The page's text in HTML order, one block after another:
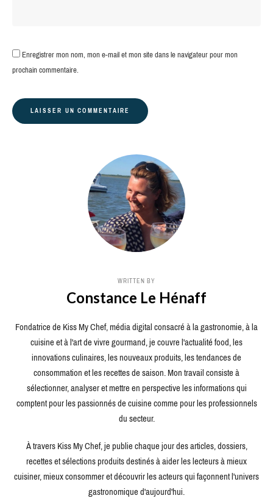
Enregistrer mon nom, mon e-mail et mon site dans le navigateur pour mon
prochain commentaire.
WRITTEN BY
Constance Le Hénaff
Fondatrice de Kiss My Chef, média digital consacré à la gastronomie, à la
cuisine et à l'art de vivre gourmand, je couvre l'actualité food, les
innovations culinaires, les nouveaux produits, les tendances de
consommation et les recettes de saison. Mon travail consiste à
sélectionner, analyser et mettre en perspective les informations qui
comptent pour les passionnés de cuisine comme pour les professionnels
du secteur.
À travers Kiss My Chef, je publie chaque jour des articles, dossiers,
recettes et sélections produits destinés à aider les lecteurs à mieux
cuisiner, mieux consommer et découvrir les acteurs qui façonnent l'univers
gastronomique d'aujourd'hui.